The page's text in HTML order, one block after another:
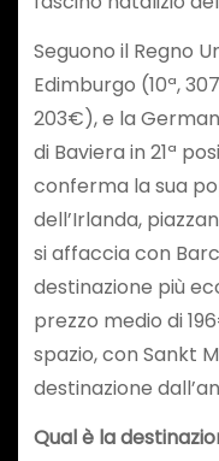
Seguono il Regno
Edimburgo (10ª,
203€), e la
di Baviera in 21ª
conferma la sua
dell’Irlanda,
si affaccia con
destinazione più
prezzo medio di
spazio, con Sankt
destinazione
Qual è la